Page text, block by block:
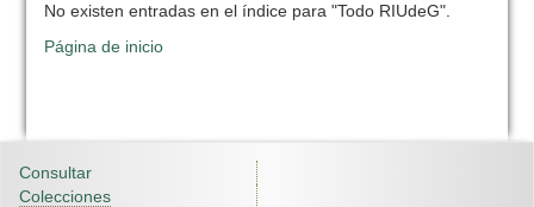
No existen entradas en el índice para "Todo RIUdeG".
Página de inicio
Consultar
Colecciones